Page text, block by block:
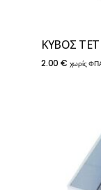
ΚΥΒΟΣ
2.00 € χωρίς